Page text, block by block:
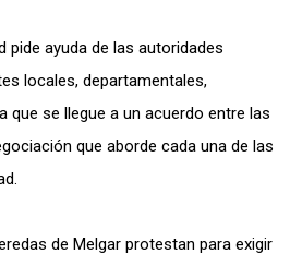
pide ayuda de las autoridades
locales, departamentales,
que se llegue a un acuerdo entre las
que aborde cada una de las
de Melgar protestan para exigir